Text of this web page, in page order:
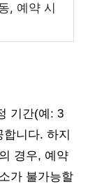
, 예약 시
기간(예: 3
니다. 하지
경우, 예약
가 불가능할